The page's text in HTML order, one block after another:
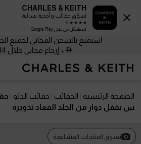
استمتع بالشحن المجاني لجميع
+ إرجاع مجاني خلال 14 يومًا!
الصفحة الرئيسية الحقائب حقائب الدلو
س بقفل دوار من الجلد المعاد تدويره
تسوق المنتجات المشابهة
CHARLES & KEITH
تسوّق حقائب وأحذية نسائية
احصلحمّل من خلال Google Play